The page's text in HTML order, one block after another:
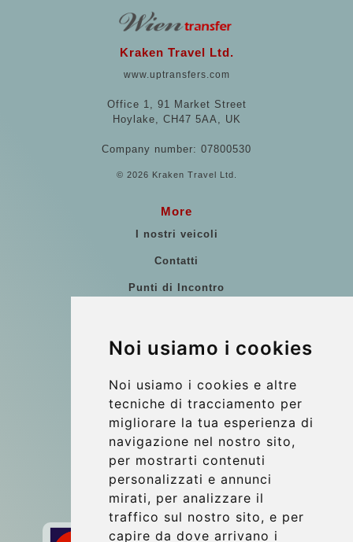
Noi usiamo i cookies
Noi usiamo i cookies e altre
tecniche di tracciamento per
migliorare la tua esperienza di
navigazione nel nostro sito,
per mostrarti contenuti
personalizzati e annunci
mirati, per analizzare il
traffico sul nostro sito, e per
capire da dove arrivano i
Kraken Travel Ltd.
www.uptransfers.com
Office 1, 91 Market Street
Hoylake, CH47 5AA, UK
Company number: 07800530
© 2026 Kraken Travel Ltd.
More
I nostri veicoli
Contatti
Punti di Incontro
Riferimenti
Update cookies preferences
Contact
info@wientransfer.com
Secure Payment with STRIPE